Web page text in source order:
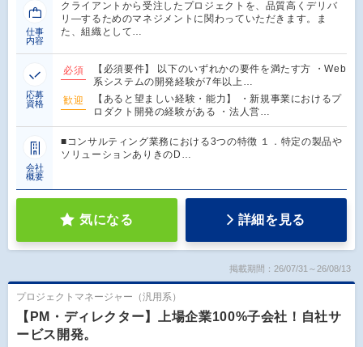
仕事
内容
クライアントから受注したプロジェクトを、品質高くデリバ
リ―するためのマネジメントに関わっていただきます。ま
た、組織として…
応募
資格
必須
【必須要件】 以下のいずれかの要件を満たす方 ・Web
系システムの開発経験が7年以上…
歓迎
【あると望ましい経験・能力】 ・新規事業におけるプ
ロダクト開発の経験がある ・法人営…
会社
概要
■コンサルティング業務における3つの特徴 １．特定の製品や
ソリューションありきのD…
気になる 詳細を見る
掲載期間：26/07/31～26/08/13
プロジェクトマネージャー（汎用系）
【PM・ディレクター】上場企業100%子会社！自社サ
ービス開発。